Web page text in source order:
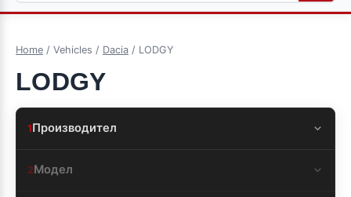
Home / Vehicles / Dacia / LODGY
LODGY
1Производител
2Модел